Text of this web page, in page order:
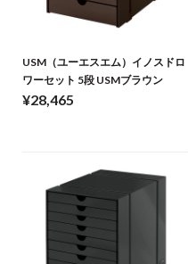
USM（ユーエスエム）イノスドロ
ワーセット 5段 USMブラウン
¥28,465